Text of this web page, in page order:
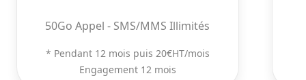
50Go Appel - SMS/MMS Illimités
* Pendant 12 mois puis 20€HT/mois
Engagement 12 mois